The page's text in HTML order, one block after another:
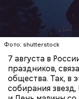
Фото: shutterstock
7 августа в
праздников,
общества. Так, в
собирания